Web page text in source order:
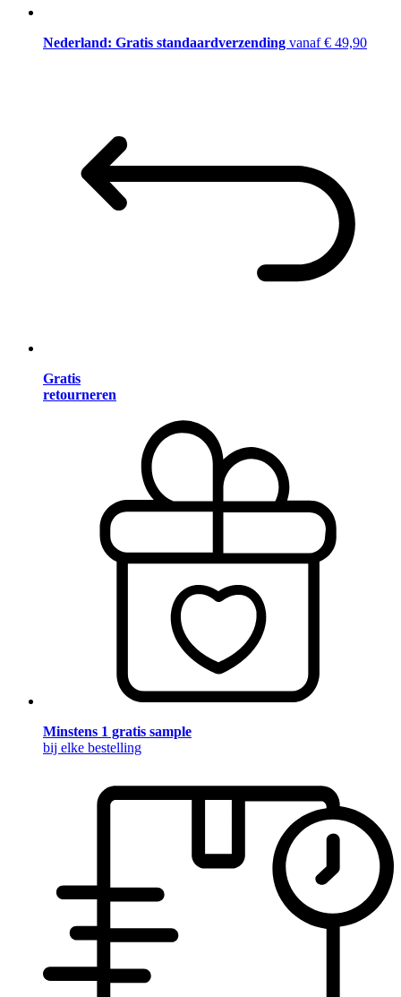
Nederland: Gratis standaardverzending vanaf € 49,90
Gratis
retourneren
Minstens 1 gratis sample
bij elke bestelling